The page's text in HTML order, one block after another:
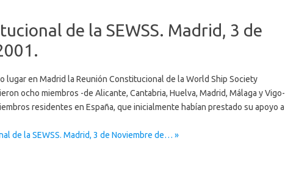
de la SEWSS. Madrid, 3 de
lugar en Madrid la Reunión Constitucional de la World Ship Society
ocho miembros -de Alicante, Cantabria, Huelva, Madrid, Málaga y Vigo-
residentes en España, que inicialmente habían prestado su apoyo a
de la SEWSS. Madrid, 3 de Noviembre de… »